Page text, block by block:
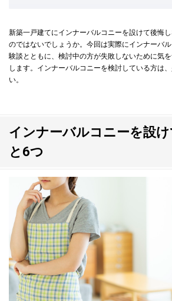
＜メリット1＞開放的な外空間を手軽に楽
＜メリット2＞おしゃれでスタイリッシュ
＜メリット3＞リビングの延長としてさ
目的に合わせた間取りとなっているか
プライバシー対策は万全か
大手ハウスメーカーでインナーバルコニーのあ
インナーバルコニーでの後悔談を参考にマイホ
新築一戸建てにインナーバルコニーを設けて後悔
のではないでしょうか。今回は実際にインナーバ
験談とともに、検討中の方が失敗しないために気
します。インナーバルコニーを検討している方は
い。
インナーバルコニーを設
と6つ